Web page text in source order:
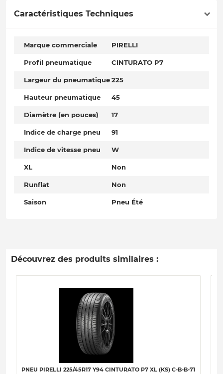
Caractéristiques Techniques
Marque commerciale PIRELLI
Profil pneumatique CINTURATO P7
Largeur du pneumatique225
Hauteur pneumatique 45
Diamètre (en pouces) 17
Indice de charge pneu 91
Indice de vitesse pneu W
XL Non
Runflat Non
Saison Pneu Été
Découvrez des produits similaires :
PNEU PIRELLI 225/45R17 Y94 CINTURATO P7 XL (KS) C-B-B-71